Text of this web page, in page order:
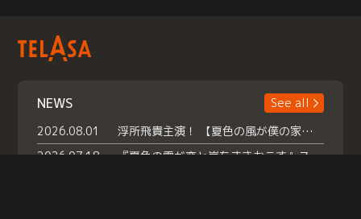
NEWS
See all
2026.08.01
浮所飛貴主演！ 【夏色の風が僕の家にやってきた】 本日よりテラサで独占配信スタート！
2026.07.18
『夏色の雲が恋と嵐をまきおこす』スペシャルメイキング 【Part1】2026年７月18日（土）23時30分～配信スタート！話題のシーンの裏側を大公開！豪華キャスト大集合！ 『武宮家 真夏の家族会議』開催！